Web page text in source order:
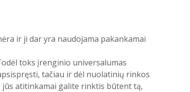
ir ji dar yra naudojama pakankamai
toks įrenginio universalumas
tačiau ir dėl nuolatinių rinkos
jūs atitinkamai galite rinktis būtent tą,